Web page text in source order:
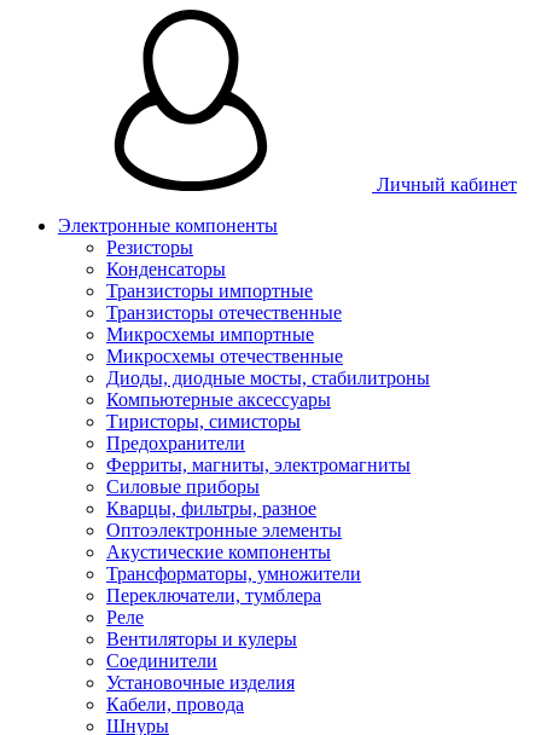
Личный кабинет
Электронные компоненты
Резисторы
Конденсаторы
Транзисторы импортные
Транзисторы отечественные
Микросхемы импортные
Микросхемы отечественные
Диоды, диодные мосты, стабилитроны
Компьютерные аксессуары
Тиристоры, симисторы
Предохранители
Ферриты, магниты, электромагниты
Силовые приборы
Кварцы, фильтры, разное
Оптоэлектронные элементы
Акустические компоненты
Трансформаторы, умножители
Переключатели, тумблера
Реле
Вентиляторы и кулеры
Соединители
Установочные изделия
Кабели, провода
Шнуры